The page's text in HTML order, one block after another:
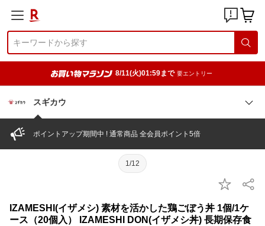
8/11(火)01:59まで 要エントリー
スギカウ
ポイントアップ期間中 ! 通常商品 全会員ポイント5倍
1/12
IZAMESHI(イザメシ) 素材を活かした鶏ごぼう丼 1個/1ケ
ース（20個入） IZAMESHI DON(イザメシ丼) 長期保存食